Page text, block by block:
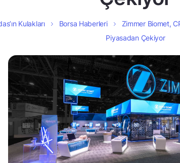
Kulakları Borsa Haberleri
Zimmer Biomet,
Piyasadan Çekiyor